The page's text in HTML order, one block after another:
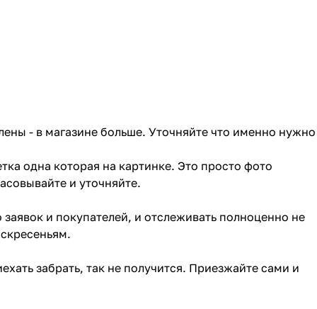
- в магазине больше. Уточняйте что именно нужно
одна которая на картинке. Это просто фото
и уточняйте.
и покупателей, и отслеживать полноценно не
забрать, так не получится. Приезжайте сами и